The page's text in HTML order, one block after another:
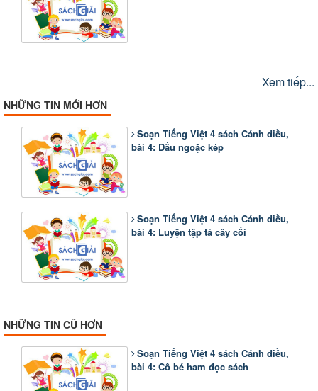
Xem tiếp...
NHỮNG TIN MỚI HƠN
Soạn Tiếng Việt 4 sách Cánh diều,
bài 4: Dấu ngoặc kép
Soạn Tiếng Việt 4 sách Cánh diều,
bài 4: Luyện tập tả cây cối
NHỮNG TIN CŨ HƠN
Soạn Tiếng Việt 4 sách Cánh diều,
bài 4: Cô bé ham đọc sách